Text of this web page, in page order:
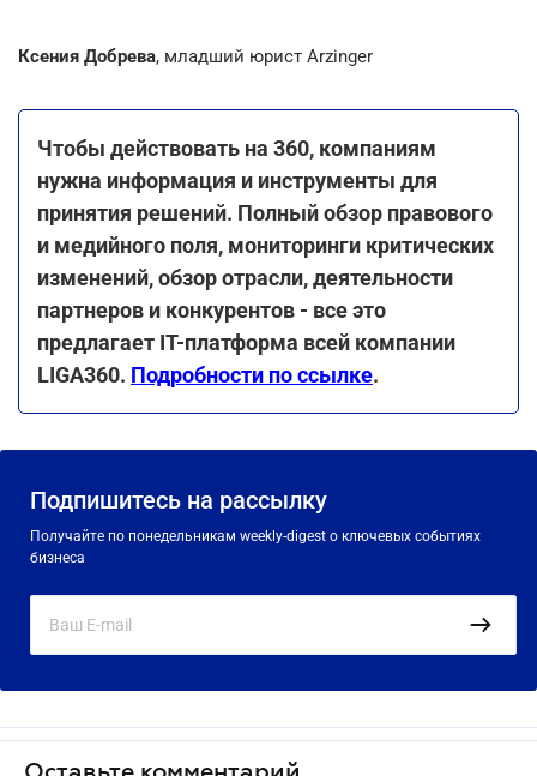
Ксения Добрева, младший юрист Arzinger
Чтобы действовать на 360, компаниям
нужна информация и инструменты для
принятия решений. Полный обзор правового
и медийного поля, мониторинги критических
изменений, обзор отрасли, деятельности
партнеров и конкурентов - все это
предлагает IT-платформа всей компании
LIGA360. Подробности по ссылке.
Подпишитесь на рассылку
Получайте по понедельникам weekly-digest о ключевых событиях
бизнеса